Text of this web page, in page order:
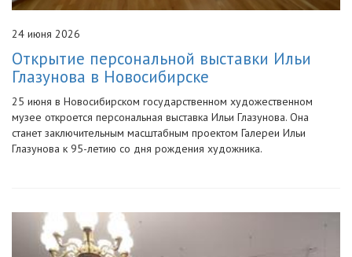
24 июня 2026
Открытие персональной выставки Ильи
Глазунова в Новосибирске
25 июня в Новосибирском государственном художественном
музее откроется персональная выставка Ильи Глазунова. Она
станет заключительным масштабным проектом Галереи Ильи
Глазунова к 95-летию со дня рождения художника.